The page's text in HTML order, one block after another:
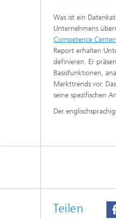
Was ist ein
Unternehmens
Competence
Report erhalten
definieren. Er
Basisfunktionen,
Markttrends vor.
seine spezifischen
Der
Teilen